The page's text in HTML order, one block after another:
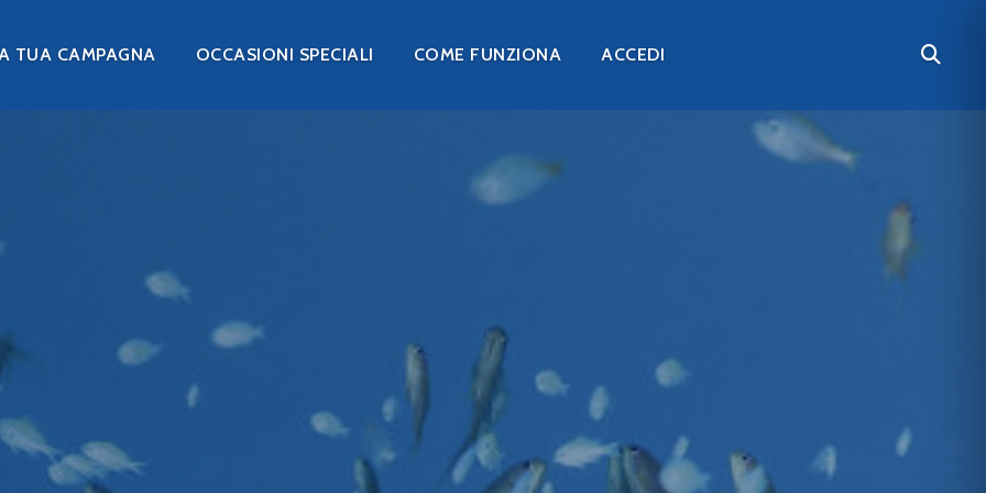
TUA CAMPAGNA OCCASIONI SPECIALI COME FUNZIONA ACCEDI